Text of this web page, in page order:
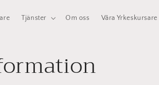
Tjänster Om oss Våra Yrkeskursare
n
d